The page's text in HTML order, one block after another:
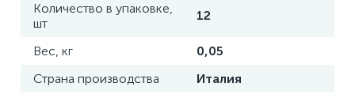
Количество в упаковке,
шт
12
Вес, кг
0,05
Страна производства
Италия